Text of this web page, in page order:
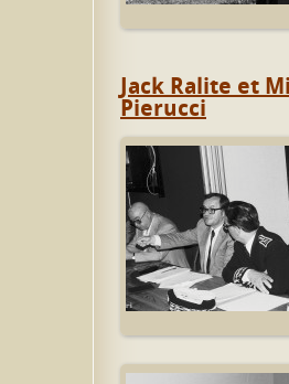
Jack Ralite et
Pierucci